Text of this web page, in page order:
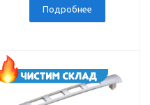
Подробнее